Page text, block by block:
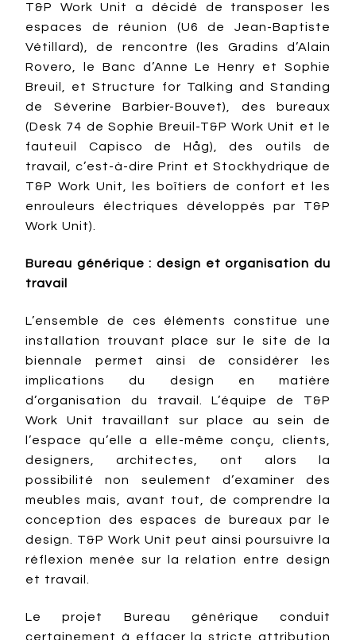
T&P Work Unit a décidé de transposer les
espaces de réunion (U6 de Jean-Baptiste
Vétillard), de rencontre (les Gradins d’Alain
Rovero, le Banc d’Anne Le Henry et Sophie
Breuil, et Structure for Talking and Standing
de Séverine Barbier-Bouvet), des bureaux
(Desk 74 de Sophie Breuil-T&P Work Unit et le
fauteuil Capisco de Håg), des outils de
travail, c’est-à-dire Print et Stockhydrique de
T&P Work Unit, les boîtiers de confort et les
enrouleurs électriques développés par T&P
Work Unit).
Bureau générique : design et organisation du
travail
L’ensemble de ces éléments constitue une
installation trouvant place sur le site de la
biennale permet ainsi de considérer les
implications du design en matière
d’organisation du travail. L’équipe de T&P
Work Unit travaillant sur place au sein de
l’espace qu’elle a elle-même conçu, clients,
designers, architectes, ont alors la
possibilité non seulement d’examiner des
meubles mais, avant tout, de comprendre la
conception des espaces de bureaux par le
design. T&P Work Unit peut ainsi poursuivre la
réflexion menée sur la relation entre design
et travail.
Le projet Bureau générique conduit
certainement à effacer la stricte attribution